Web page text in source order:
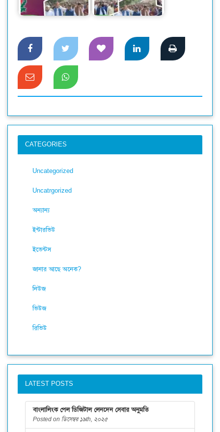
প্রার্থী আরিফুর রহমান…
ঘিরে…
CATEGORIES
Uncategorized
Uncatrgorized
অন্যান্য
ইন্টারভিউ
ইভেন্টস
জানার আছে অনেক?
নিউজ
ভিউজ
রিভিউ
LATEST POSTS
বাংলালিংক পেল ডিজিটাল লেনদেন সেবার অনুমতি
Posted on ডিসেম্বর ১৯th, ২০২৫